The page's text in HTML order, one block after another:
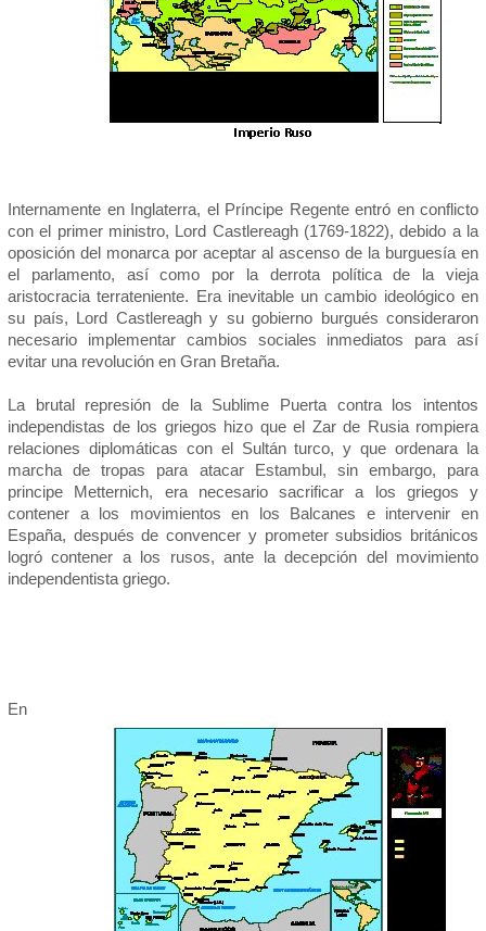
Internamente en Inglaterra, el Príncipe Regente entró en conflicto
con el primer ministro, Lord Castlereagh (1769-1822), debido a la
oposición del monarca por aceptar al ascenso de la burguesía en
el parlamento, así como por la derrota política de la vieja
aristocracia terrateniente. Era inevitable un cambio ideológico en
su país, Lord Castlereagh y su gobierno burgués consideraron
necesario implementar cambios sociales inmediatos para así
evitar una revolución en Gran Bretaña.
La brutal represión de la Sublime Puerta contra los intentos
independistas de los griegos hizo que el Zar de Rusia rompiera
relaciones diplomáticas con el Sultán turco, y que ordenara la
marcha de tropas para atacar Estambul, sin embargo, para
principe Metternich, era necesario sacrificar a los griegos y
contener a los movimientos en los Balcanes e intervenir en
España, después de convencer y prometer subsidios británicos
logró contener a los rusos, ante la decepción del movimiento
independentista griego.
En